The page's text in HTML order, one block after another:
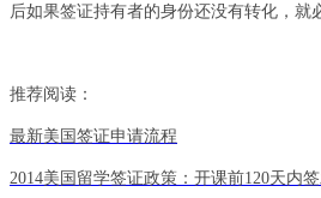
后如果签证持有者的身份还没有转化，就
推荐阅读：
最新美国签证申请流程
2014美国留学签证政策：开课前120天内